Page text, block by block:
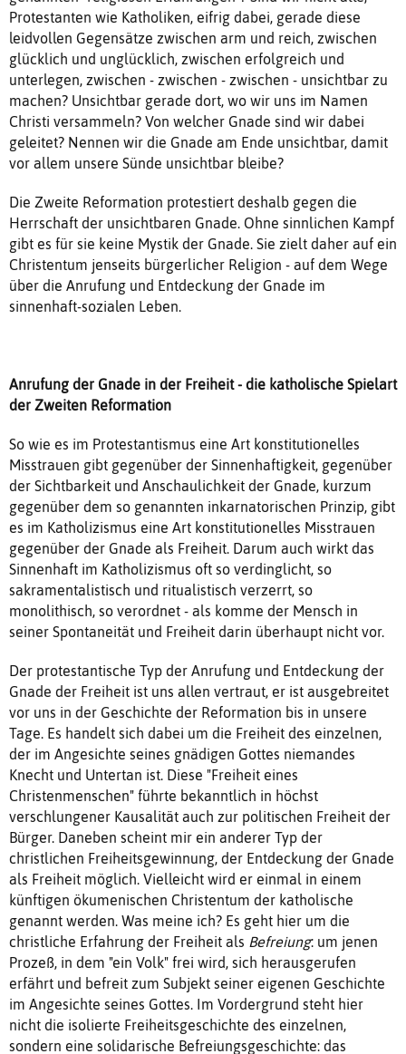
Protestanten wie Katholiken, eifrig dabei, gerade diese
leidvollen Gegensätze zwischen arm und reich, zwischen
glücklich und unglücklich, zwischen erfolgreich und
unterlegen, zwischen - zwischen - zwischen - unsichtbar zu
machen? Unsichtbar gerade dort, wo wir uns im Namen
Christi versammeln? Von welcher Gnade sind wir dabei
geleitet? Nennen wir die Gnade am Ende unsichtbar, damit
vor allem unsere Sünde unsichtbar bleibe?
Die Zweite Reformation protestiert deshalb gegen die
Herrschaft der unsichtbaren Gnade. Ohne sinnlichen Kampf
gibt es für sie keine Mystik der Gnade. Sie zielt daher auf ein
Christentum jenseits bürgerlicher Religion - auf dem Wege
über die Anrufung und Entdeckung der Gnade im
sinnenhaft-sozialen Leben.
Anrufung der Gnade in der Freiheit - die katholische Spielart
der Zweiten Reformation
So wie es im Protestantismus eine Art konstitutionelles
Misstrauen gibt gegenüber der Sinnenhaftigkeit, gegenüber
der Sichtbarkeit und Anschaulichkeit der Gnade, kurzum
gegenüber dem so genannten inkarnatorischen Prinzip, gibt
es im Katholizismus eine Art konstitutionelles Misstrauen
gegenüber der Gnade als Freiheit. Darum auch wirkt das
Sinnenhaft im Katholizismus oft so verdinglicht, so
sakramentalistisch und ritualistisch verzerrt, so
monolithisch, so verordnet - als komme der Mensch in
seiner Spontaneität und Freiheit darin überhaupt nicht vor.
Der protestantische Typ der Anrufung und Entdeckung der
Gnade der Freiheit ist uns allen vertraut, er ist ausgebreitet
vor uns in der Geschichte der Reformation bis in unsere
Tage. Es handelt sich dabei um die Freiheit des einzelnen,
der im Angesichte seines gnädigen Gottes niemandes
Knecht und Untertan ist. Diese "Freiheit eines
Christenmenschen" führte bekanntlich in höchst
verschlungener Kausalität auch zur politischen Freiheit der
Bürger. Daneben scheint mir ein anderer Typ der
christlichen Freiheitsgewinnung, der Entdeckung der Gnade
als Freiheit möglich. Vielleicht wird er einmal in einem
künftigen ökumenischen Christentum der katholische
genannt werden. Was meine ich? Es geht hier um die
christliche Erfahrung der Freiheit als Befreiung: um jenen
Prozeß, in dem "ein Volk" frei wird, sich herausgerufen
erfährt und befreit zum Subjekt seiner eigenen Geschichte
im Angesichte seines Gottes. Im Vordergrund steht hier
nicht die isolierte Freiheitsgeschichte des einzelnen,
sondern eine solidarische Befreiungsgeschichte: das